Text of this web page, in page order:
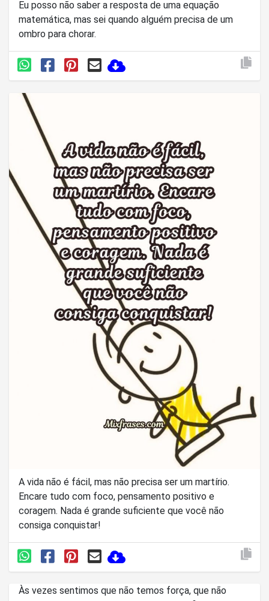
Eu posso não saber a resposta de uma equação
matemática, mas sei quando alguém precisa de um
ombro para chorar.
A vida não é fácil, mas não precisa ser um martírio.
Encare tudo com foco, pensamento positivo e
coragem. Nada é grande suficiente que você não
consiga conquistar!
Às vezes sentimos que não temos força, que não